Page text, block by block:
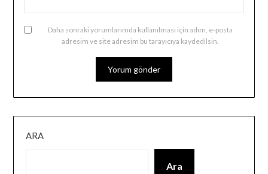
Daha sonraki yorumlarımda kullanılması için adım, e-posta
adresim ve site adresim bu tarayıcıya kaydedilsin.
ARA
Ara